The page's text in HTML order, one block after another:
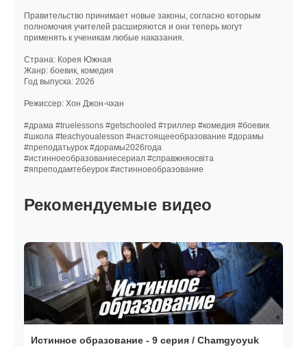
Правительство принимает новые законы, согласно которым
полномочия учителей расширяются и они теперь могут
применять к ученикам любые наказания.
Страна: Корея Южная
Жанр: боевик, комедия
Год выпуска: 2026
Режиссер: Хон Джон-чхан
#драма #truelessons #getschooled #триллер #комедия #боевик
#школа #teachyoualesson #настоящееобразование #дорамы
#преподатьурок #дорамы2026года
#истинноеобразованиесериал #справжняосвіта
#япреподамтебеурок #истинноеобразование
Рекомендуемые видео
Истинное образование - 9 серия / Chamgyoyuk